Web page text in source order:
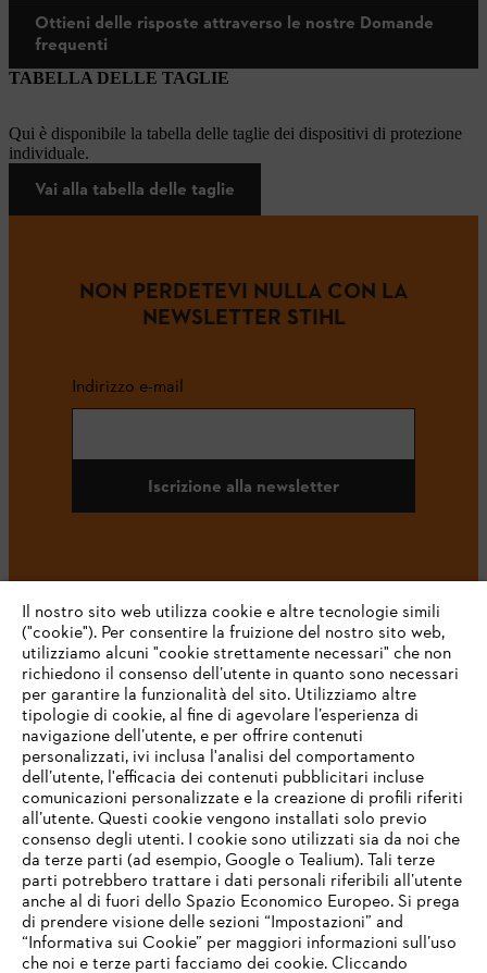
Ottieni delle risposte attraverso le nostre Domande
frequenti
TABELLA DELLE TAGLIE
Qui è disponibile la tabella delle taglie dei dispositivi di protezione
individuale.
Vai alla tabella delle taglie
NON PERDETEVI NULLA CON LA
NEWSLETTER STIHL
Indirizzo e-mail
Iscrizione alla newsletter
#STIHL
L’azienda
STIHL FAQ
Service
Il nostro sito web utilizza cookie e altre tecnologie simili
("cookie"). Per consentire la fruizione del nostro sito web,
utilizziamo alcuni "cookie strettamente necessari" che non
richiedono il consenso dell’utente in quanto sono necessari
per garantire la funzionalità del sito. Utilizziamo altre
tipologie di cookie, al fine di agevolare l’esperienza di
navigazione dell’utente, e per offrire contenuti
personalizzati, ivi inclusa l'analisi del comportamento
dell’utente, l'efficacia dei contenuti pubblicitari incluse
comunicazioni personalizzate e la creazione di profili riferiti
all’utente. Questi cookie vengono installati solo previo
consenso degli utenti. I cookie sono utilizzati sia da noi che
da terze parti (ad esempio, Google o Tealium). Tali terze
parti potrebbero trattare i dati personali riferibili all’utente
anche al di fuori dello Spazio Economico Europeo. Si prega
di prendere visione delle sezioni “Impostazioni” and
“Informativa sui Cookie” per maggiori informazioni sull’uso
che noi e terze parti facciamo dei cookie. Cliccando